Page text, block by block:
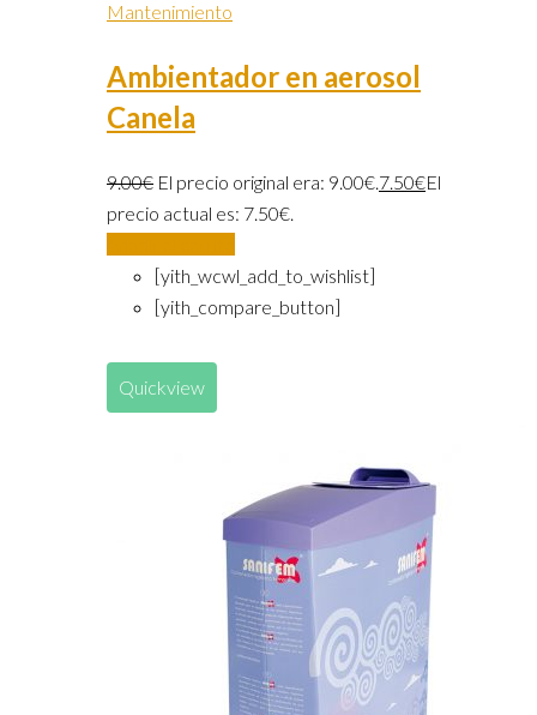
Mantenimiento
Ambientador en aerosol
Canela
9.00€ El precio original era: 9.00€.7.50€El
precio actual es: 7.50€.
[yith_wcwl_add_to_wishlist]
[yith_compare_button]
Quickview